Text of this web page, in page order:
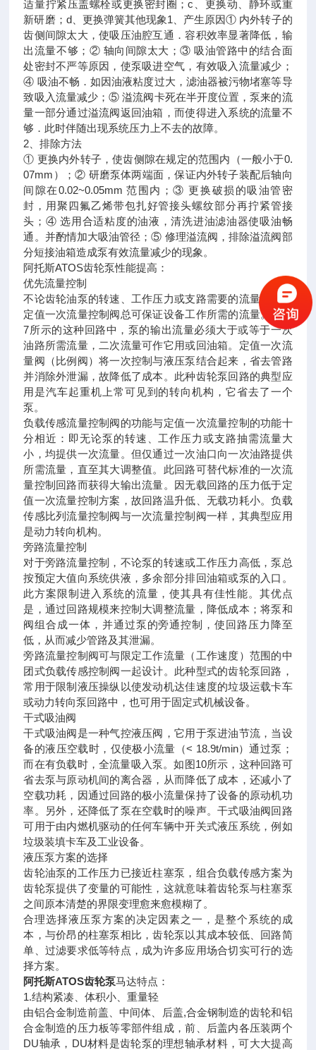
适量拧紧压盖螺栓或更换密封圈；c、更换动、静环或重
新研磨；d、更换弹簧其他现象1、产生原因① 内外转子的
齿侧间隙太大，使吸压油腔互通．容积效率显著降低，输
出流量不够；② 轴向间隙太大；③ 吸油管路中的结合面
处密封不严等原因，使泵吸进空气，有效吸入流量减少；
④ 吸油不畅．如因油液粘度过大，滤油器被污物堵塞等导
致吸入流量减少；⑤ 溢流阀卡死在半开度位置，泵来的流
量一部分通过溢流阀返回油箱，而使得进入系统的流量不
够．此时伴随出现系统压力上不去的故障。
2、排除方法
① 更换内外转子，使齿侧隙在规定的范围内（一般小于0.
07mm）；② 研磨泵体两端面，保证内外转子装配后轴向
间隙在0.02~0.05mm 范围内；③ 更换破损的吸油管密
封，用聚四氟乙烯带包扎好管接头螺纹部分再拧紧管接
头；④ 选用合适粘度的油液，清洗进油滤油器使吸油畅
通。并酌情加大吸油管径；⑤ 修理溢流阀，排除溢流阀部
分短接油箱造成泵有效流量减少的现象。
阿托斯ATOS齿轮泵性能提高：
优先流量控制
不论齿轮油泵的转速、工作压力或支路需要的流量大小，
定值一次流量控制阀总可保证设备工作所需的流量。在图
7所示的这种回路中，泵的输出流量必须大于或等于一次
油路所需流量，二次流量可作它用或回油箱。定值一次流
量阀（比例阀）将一次控制与液压泵结合起来，省去管路
并消除外泄漏，故降低了成本。此种齿轮泵回路的典型应
用是汽车起重机上常可见到的转向机构，它省去了一个
泵。
负载传感流量控制阀的功能与定值一次流量控制的功能十
分相近：即无论泵的转速、工作压力或支路抽需流量大
小，均提供一次流量。但仅通过一次油口向一次油路提供
所需流量，直至其大调整值。此回路可替代标准的一次流
量控制回路而获得大输出流量。因无载回路的压力低于定
值一次流量控制方案，故回路温升低、无载功耗小。负载
传感比列流量控制阀与一次流量控制阀一样，其典型应用
是动力转向机构。
旁路流量控制
对于旁路流量控制，不论泵的转速或工作压力高低，泵总
按预定大值向系统供液，多余部分排回油箱或泵的入口。
此方案限制进入系统的流量，使其具有佳性能。其优点
是，通过回路规模来控制大调整流量，降低成本；将泵和
阀组合成一体，并通过泵的旁通控制，使回路压力降至
低，从而减少管路及其泄漏。
旁路流量控制阀可与限定工作流量（工作速度）范围的中
团式负载传感控制阀一起设计。此种型式的齿轮泵回路，
常用于限制液压操纵以使发动机达佳速度的垃圾运载卡车
或动力转向泵回路中，也可用于固定式机械设备。
干式吸油阀
干式吸油阀是一种气控液压阀，它用于泵进油节流，当设
备的液压空载时，仅使极小流量（< 18.9t/min）通过泵；
而在有负载时，全流量吸入泵。如图10所示，这种回路可
省去泵与原动机间的离合器，从而降低了成本，还减小了
空载功耗，因通过回路的极小流量保持了设备的原动机功
率。另外，还降低了泵在空载时的噪声。干式吸油阀回路
可用于由内燃机驱动的任何车辆中开关式液压系统，例如
垃圾装填卡车及工业设备。
液压泵方案的选择
齿轮油泵的工作压力已接近柱塞泵，组合负载传感方案为
齿轮泵提供了变量的可能性，这就意味着齿轮泵与柱塞泵
之间原本清楚的界限变理愈来愈模糊了。
合理选择液压泵方案的决定因素之一，是整个系统的成
本，与价昂的柱塞泵相比，齿轮泵以其成本较低、回路简
单、过滤要求低等特点，成为许多应用场合切实可行的选
择方案。
阿托斯ATOS齿轮泵马达特点：
1.结构紧凑、体积小、重量轻
由铝合金制造前盖、中间体、后盖,合金钢制造的齿轮和铝
合金制造的压力板等零部件组成，前、后盖内各压装两个
DU轴承，DU材料是齿轮泵的理想轴承材料，可大大提高